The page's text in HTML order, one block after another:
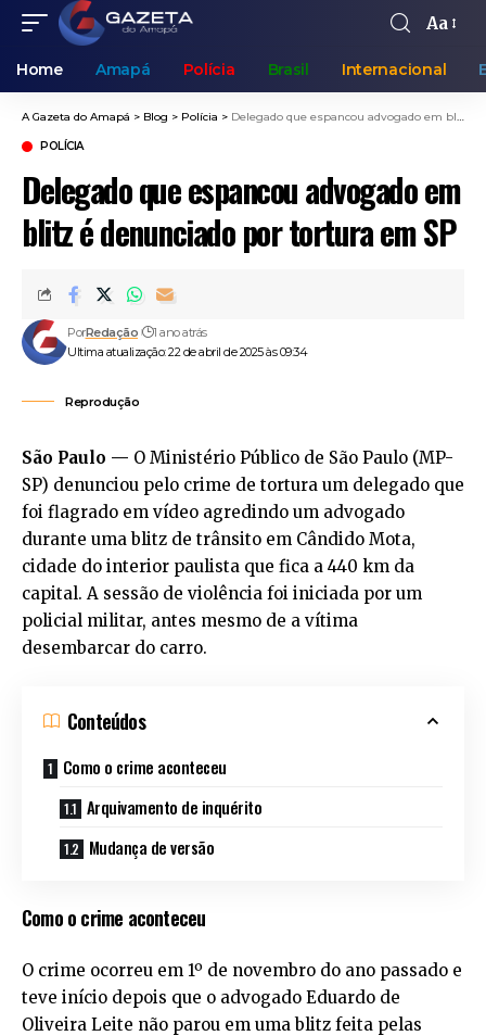
Aa
Home Amapá Polícia Brasil Internacional
A Gazeta do Amapá > Blog > Polícia > Delegado que espancou advogado em blitz é denunciado por tortura em SP
POLÍCIA
Delegado que espancou advogado em
blitz é denunciado por tortura em SP
Ultima atualização: 22 de abril de 2025 às 09:34
PorRedação 1 ano atrás
Reprodução
São Paulo — O Ministério Público de São Paulo (MP-
SP) denunciou pelo crime de tortura um delegado que
foi flagrado em vídeo agredindo um advogado
durante uma blitz de trânsito em Cândido Mota,
cidade do interior paulista que fica a 440 km da
capital. A sessão de violência foi iniciada por um
policial militar, antes mesmo de a vítima
desembarcar do carro.
Conteúdos
Como o crime aconteceu
Arquivamento de inquérito
Mudança de versão
Como o crime aconteceu
O crime ocorreu em 1º de novembro do ano passado e
teve início depois que o advogado Eduardo de
Oliveira Leite não parou em uma blitz feita pelas